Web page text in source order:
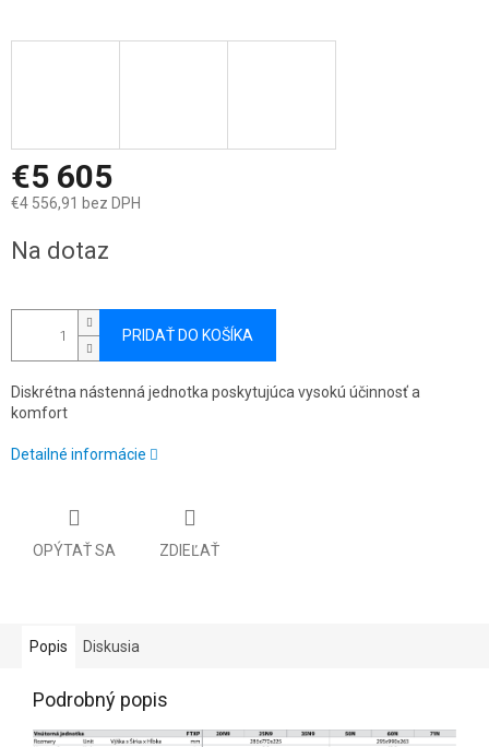
€5 605
€4 556,91 bez DPH
cena:
Na dotaz
PRIDAŤ DO KOŠÍKA
Diskrétna nástenná jednotka poskytujúca vysokú účinnosť a
komfort
Detailné informácie
OPÝTAŤ SA ZDIEĽAŤ
Popis Diskusia
Podrobný popis